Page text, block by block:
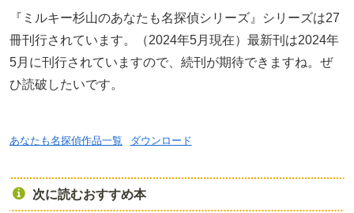
『ミルキー杉山のあなたも名探偵シリーズ』シリーズは27
冊刊行されています。（2024年5月現在）最新刊は2024年
5月に刊行されていますので、続刊が期待できますね。ぜ
ひ読破したいです。
あなたも名探偵作品一覧 ダウンロード
次に読むおすすめ本